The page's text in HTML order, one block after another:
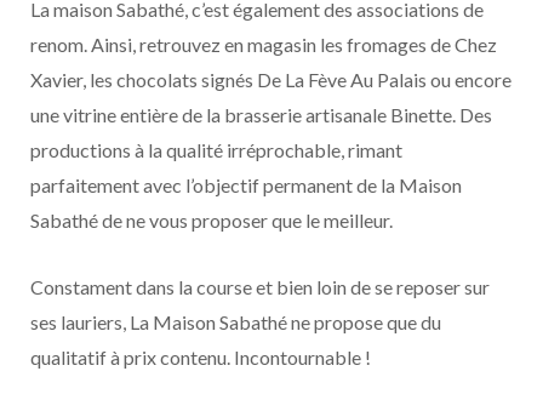
La maison Sabathé, c’est également des associations de
renom. Ainsi, retrouvez en magasin les fromages de Chez
Xavier, les chocolats signés De La Fève Au Palais ou encore
une vitrine entière de la brasserie artisanale Binette. Des
productions à la qualité irréprochable, rimant
parfaitement avec l’objectif permanent de la Maison
Sabathé de ne vous proposer que le meilleur.
Constament dans la course et bien loin de se reposer sur
ses lauriers, La Maison Sabathé ne propose que du
qualitatif à prix contenu. Incontournable !